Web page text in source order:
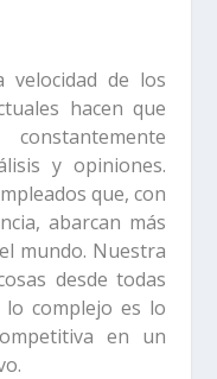
velocidad de los
hacen que
y opiniones.
que, con
abarcan más
mundo. Nuestra
desde todas
lo complejo es lo
en un